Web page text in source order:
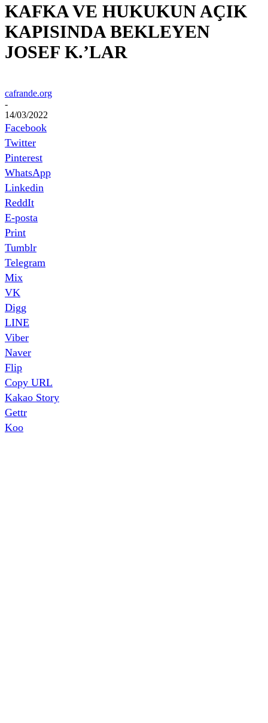
KAFKA VE HUKUKUN AÇIK
KAPISINDA BEKLEYEN
JOSEF K.’LAR
cafrande.org
-
14/03/2022
Facebook
Twitter
Pinterest
WhatsApp
Linkedin
ReddIt
E-posta
Print
Tumblr
Telegram
Mix
VK
Digg
LINE
Viber
Naver
Flip
Copy URL
Kakao Story
Gettr
Koo